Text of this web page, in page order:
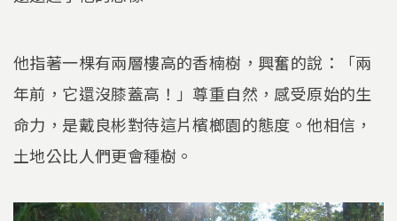
他指著一棵有兩層樓高的香楠樹，興奮的說：「兩
年前，它還沒膝蓋高！」尊重自然，感受原始的生
命力，是戴良彬對待這片檳榔園的態度。他相信，
土地公比人們更會種樹。